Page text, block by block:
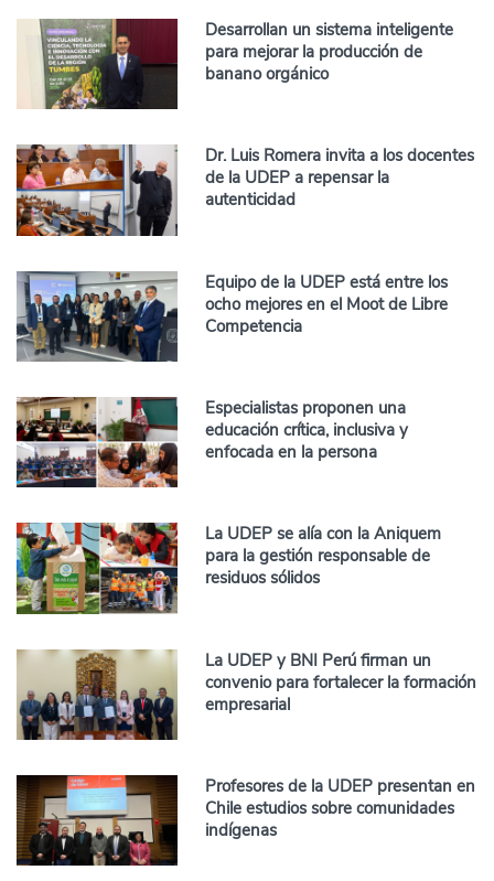
Desarrollan un sistema inteligente
para mejorar la producción de
banano orgánico
Dr. Luis Romera invita a los docentes
de la UDEP a repensar la
autenticidad
Equipo de la UDEP está entre los
ocho mejores en el Moot de Libre
Competencia
Especialistas proponen una
educación crítica, inclusiva y
enfocada en la persona
La UDEP se alía con la Aniquem
para la gestión responsable de
residuos sólidos
La UDEP y BNI Perú firman un
convenio para fortalecer la formación
empresarial
Profesores de la UDEP presentan en
Chile estudios sobre comunidades
indígenas